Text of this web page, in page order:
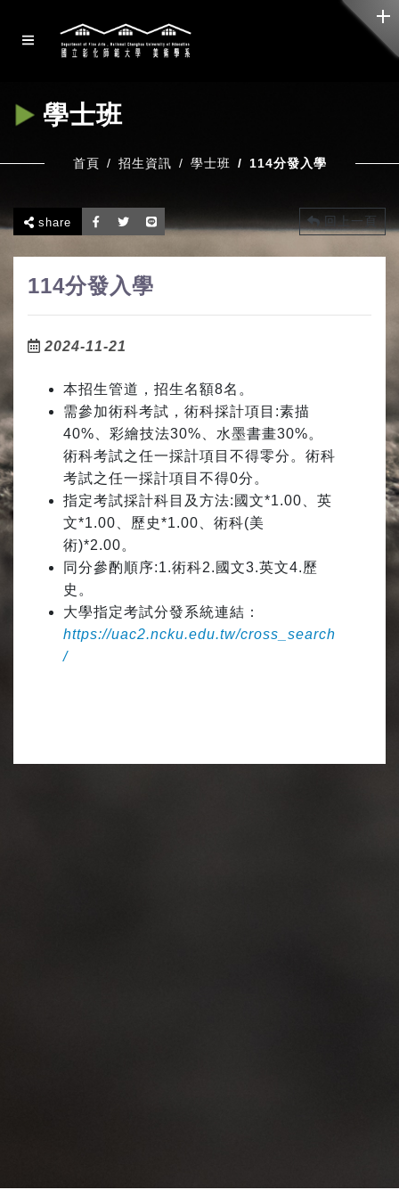
學士班
首頁 招生資訊 學士班 114分發入學
share 回上一頁
114分發入學
2024-11-21
本招生管道，招生名額8名。
需參加術科考試，術科採計項目:素描
40%、彩繪技法30%、水墨書畫30%。
術科考試之任一採計項目不得零分。術科
考試之任一採計項目不得0分。
指定考試採計科目及方法:國文*1.00、英
文*1.00、歷史*1.00、術科(美
術)*2.00。
同分參酌順序:1.術科2.國文3.英文4.歷
史。
大學指定考試分發系統連結：
https://uac2.ncku.edu.tw/cross_search
/